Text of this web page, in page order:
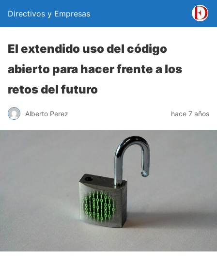
Directivos y Empresas
El extendido uso del código
abierto para hacer frente a los
retos del futuro
Alberto Perez hace 7 años